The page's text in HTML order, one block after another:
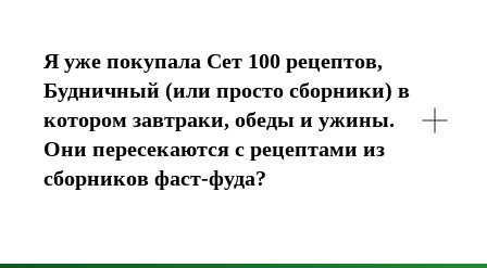
Я уже покупала Сет 100 рецептов,
Будничный (или просто сборники) в
котором завтраки, обеды и ужины.
Они пересекаются с рецептами из
сборников фаст-фуда?